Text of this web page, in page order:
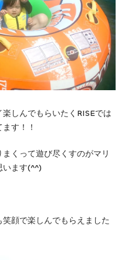
しんでもらいたくRISEでは
す！！
くって遊び尽くすのがマリ
います(^^)
顔で楽しんでもらえました︎